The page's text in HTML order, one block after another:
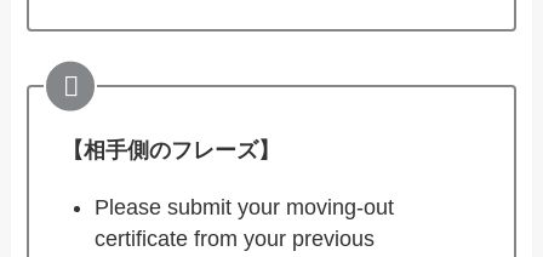
【相手側のフレーズ】
Please submit your moving-out
certificate from your previous